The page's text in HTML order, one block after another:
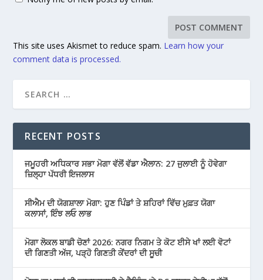
This site uses Akismet to reduce spam. Learn how your
comment data is processed.
RECENT POSTS
ਜਮੂਹਰੀ ਅਧਿਕਾਰ ਸਭਾ ਮੋਗਾ ਵੱਲੋਂ ਵੱਡਾ ਐਲਾਨ: 27 ਜੁਲਾਈ ਨੂੰ ਹੋਵੇਗਾ
ਜ਼ਿਲ੍ਹਾ ਪੱਧਰੀ ਇਜਲਾਸ
ਸੀਐਮ ਦੀ ਯੋਗਸ਼ਾਲਾ ਮੋਗਾ: ਹੁਣ ਪਿੰਡਾਂ ਤੇ ਸ਼ਹਿਰਾਂ ਵਿੱਚ ਮੁਫ਼ਤ ਯੋਗਾ
ਕਲਾਸਾਂ, ਇੰਝ ਲਓ ਲਾਭ
ਮੋਗਾ ਲੋਕਲ ਬਾਡੀ ਚੋਣਾਂ 2026: ਨਗਰ ਨਿਗਮ ਤੇ ਕੋਟ ਈਸੇ ਖਾਂ ਲਈ ਵੋਟਾਂ
ਦੀ ਗਿਣਤੀ ਅੱਜ, ਪੜ੍ਹੋ ਗਿਣਤੀ ਕੇਂਦਰਾਂ ਦੀ ਸੂਚੀ